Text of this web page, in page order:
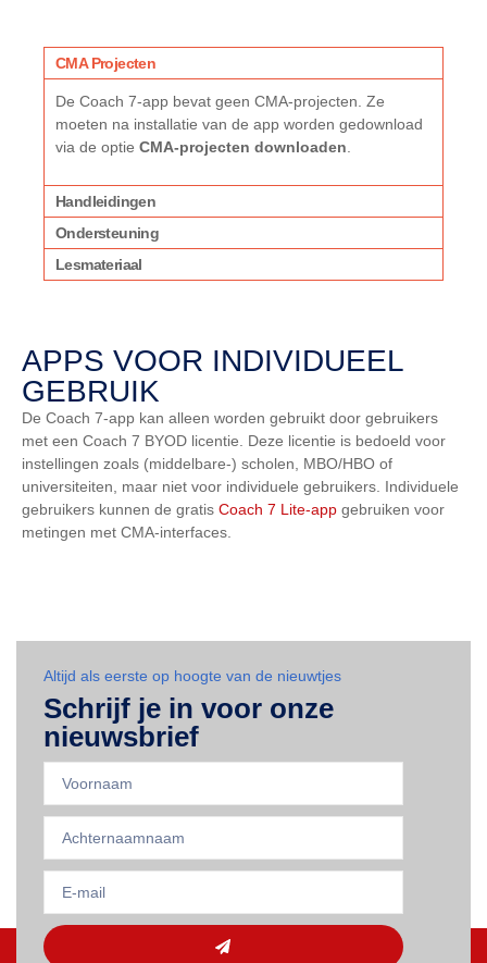
CMA Projecten
De Coach 7-app bevat geen CMA-projecten. Ze
moeten na installatie van de app worden gedownload
via de optie CMA-projecten downloaden
Handleidingen
Ondersteuning
Lesmateriaal
APPS VOOR INDIVIDUEEL
GEBRUIK
De Coach 7-app kan alleen worden gebruikt door gebruikers
met een Coach 7 BYOD licentie. Deze licentie is bedoeld voor
instellingen zoals (middelbare-) scholen, MBO/HBO of
universiteiten, maar niet voor individuele gebruikers. Individuele
gebruikers kunnen de gratis Coach 7 Lite-app gebruiken voor
metingen met CMA-interfaces.
Altijd als eerste op hoogte van de nieuwtjes
Schrijf je in voor onze
nieuwsbrief